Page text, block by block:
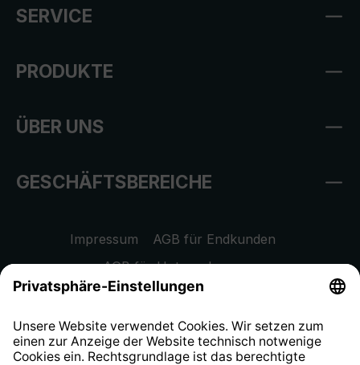
SERVICE
PRODUKTE
ÜBER UNS
GESCHÄFTSBEREICHE
Impressum
AGB für Endkunden
AGB für Unternehmen
Datenschutzhinweis
Widerrufsrecht
Hinweisgeberschutzsystem